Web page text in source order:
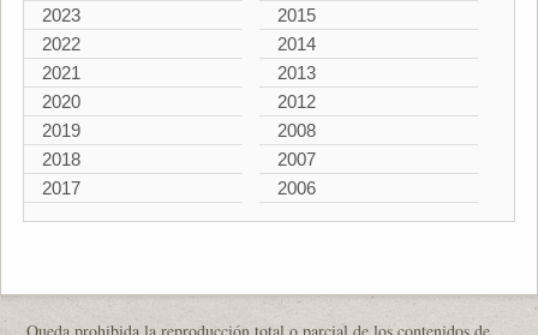
2023
2022
2021
2020
2019
2018
2017
2015
2014
2013
2012
2008
2007
2006